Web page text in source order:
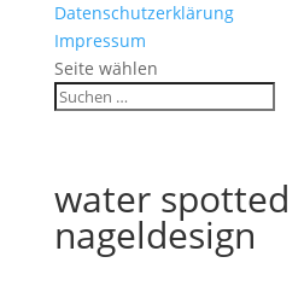
Datenschutzerklärung
Impressum
Seite wählen
water spotted
nageldesign